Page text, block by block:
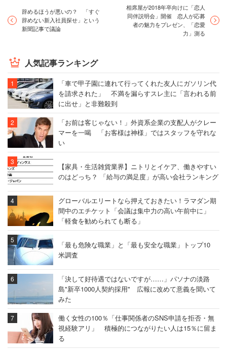
辞めるほうが悪いの？ 「すぐ
辞めない新入社員探せ」という
新聞記事で議論
相席屋が2018年卒向けに「恋人
同伴説明会」開催 恋人が応募
者の魅力をプレゼン、「恋愛
力」測る
人気記事ランキング
「車で甲子園に連れて行ってくれた友人にガソリン代
を請求された」 不満を漏らすスレ主に「言われる前
に出せ」と非難殺到
「お前は客じゃない！」外資系企業の支配人がクレー
マーを一喝 「お客様は神様」ではスタッフを守れな
い
【家具・生活雑貨業界】ニトリとイケア、働きやすい
のはどっち？ 「給与の満足度」が高い会社ランキング
グローバルエリートなら押えておきたい！ラマダン期
間中のエチケット「会議は集中力の高い午前中に」
「軽食を勧められても断る」
「最も危険な職業」と「最も安全な職業」トップ10
米調査
「決して好待遇ではないですが……」パソナの淡路
島"新卒1000人契約採用" 広報に改めて意義を聞いて
みた
働く女性の100％「仕事関係者のSNS申請を拒否・無
視経験アリ」 積極的につながりたい人は15％に留ま
る